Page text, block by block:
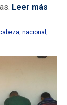
Leer más
nacional